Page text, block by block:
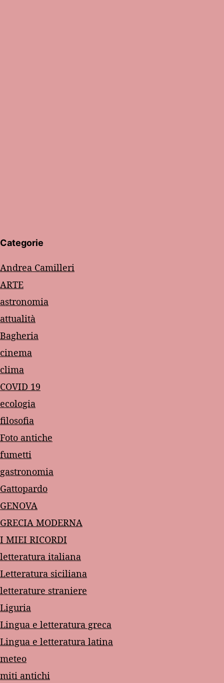
Categorie
Andrea Camilleri
ARTE
astronomia
attualità
Bagheria
cinema
clima
COVID 19
ecologia
filosofia
Foto antiche
fumetti
gastronomia
Gattopardo
GENOVA
GRECIA MODERNA
I MIEI RICORDI
letteratura italiana
Letteratura siciliana
letterature straniere
Liguria
Lingua e letteratura greca
Lingua e letteratura latina
meteo
miti antichi